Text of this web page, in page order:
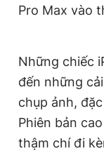
Pro Max vào
Những chiếc
đến những
chụp ảnh,
Phiên bản
thậm chí đi